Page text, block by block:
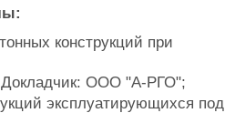
конструкций при
Докладчик: ООО "А-РГО";
эксплуатирующихся под